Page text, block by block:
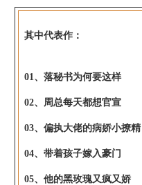
其中
01、落秘书为何要这样
02、周总每天都想官宣
03、偏执大佬的病娇小撩精
04、带着孩子嫁入豪门
05、他的黑玫瑰又疯又娇